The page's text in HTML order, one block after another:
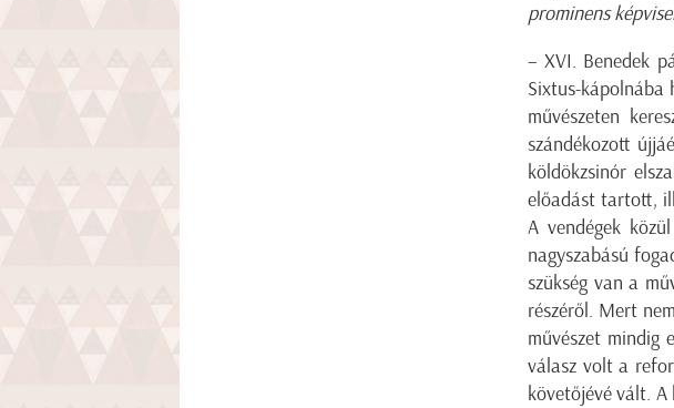
prominens
– XVI. Benedek
Sixtus-
művészeten
szándékozott
köldökzsinór
előadást tartott,
A vendégek
nagyszabású
szükség van a
részéről. Mert
művészet
válasz volt a
követőjévé vált. A